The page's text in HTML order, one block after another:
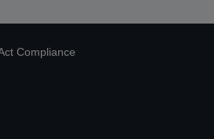
Compliance